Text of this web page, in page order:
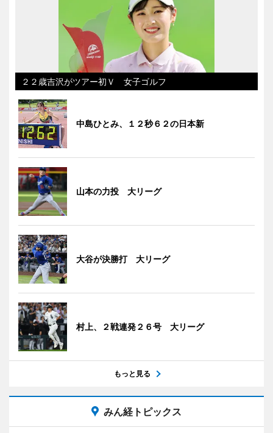
２２歳吉沢がツアー初Ｖ 女子ゴルフ
中島ひとみ、１２秒６２の日本新
山本の力投 大リーグ
大谷が決勝打 大リーグ
村上、２戦連発２６号 大リーグ
もっと見る
みん経トピックス